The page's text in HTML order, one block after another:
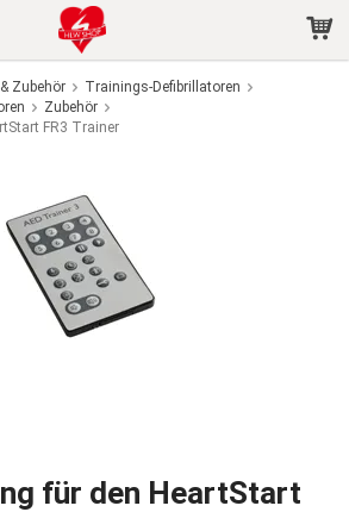
wurde in Ihren Warenkorb gelegt
Zubehör
Trainings-Defibrillatoren
Zubehör
FR3 Trainer
für den HeartStart